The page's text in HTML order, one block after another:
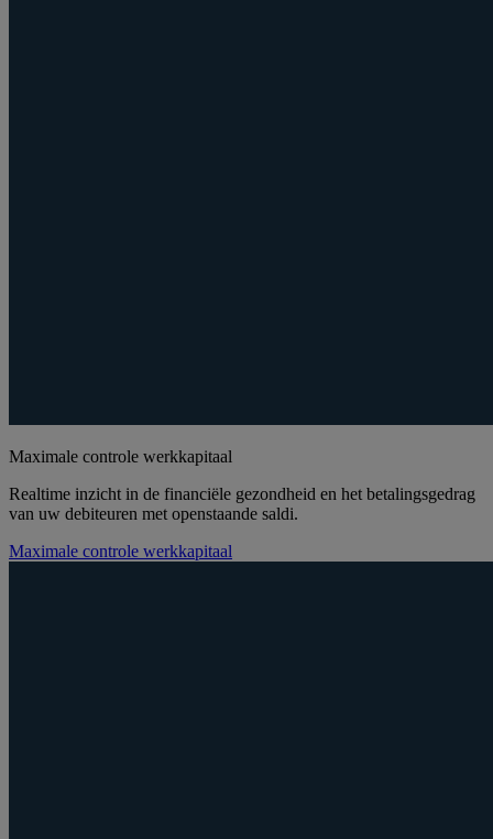
Maximale controle werkkapitaal
Realtime inzicht in de financiële gezondheid en het betalingsgedrag
van uw debiteuren met openstaande saldi.
Maximale controle werkkapitaal